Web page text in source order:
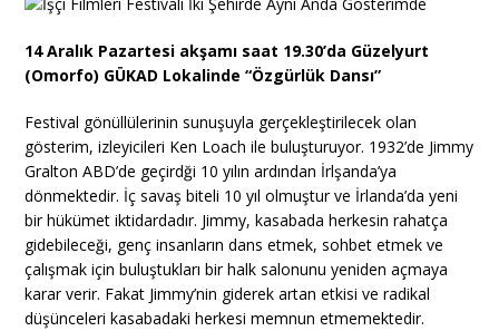
14 Aralık Pazartesi akşamı saat 19.30’da Güzelyurt
(Omorfo) GÜKAD Lokalinde “Özgürlük Dansı”
Festival gönüllülerinin sunuşuyla gerçekleştirilecek olan
gösterim, izleyicileri Ken Loach ile buluşturuyor. 1932’de Jimmy
Gralton ABD’de geçirdği 10 yılın ardından İrlşanda’ya
dönmektedir. İç savaş biteli 10 yıl olmuştur ve İrlanda’da yeni
bir hükümet iktidardadır. Jimmy, kasabada herkesin rahatça
gidebileceği, genç insanların dans etmek, sohbet etmek ve
çalışmak için buluştukları bir halk salonunu yeniden açmaya
karar verir. Fakat Jimmy’nin giderek artan etkisi ve radikal
düşünceleri kasabadaki herkesi memnun etmemektedir.